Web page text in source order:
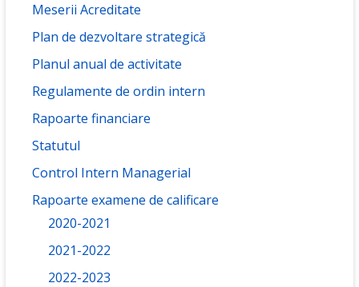
Meserii Acreditate
Plan de dezvoltare strategică
Planul anual de activitate
Regulamente de ordin intern
Rapoarte financiare
Statutul
Control Intern Managerial
Rapoarte examene de calificare
2020-2021
2021-2022
2022-2023